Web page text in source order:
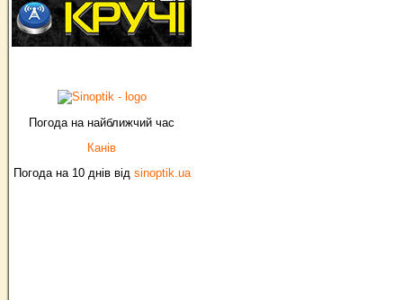
Погода на найближчий час
Канів
Погода на 10 днів від sinoptik.ua